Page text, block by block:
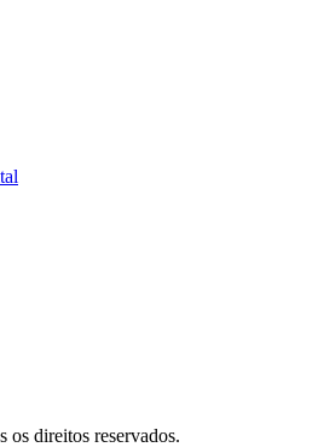
os direitos reservados.